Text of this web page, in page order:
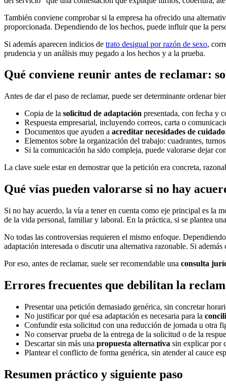
También conviene comprobar si la empresa ha ofrecido una
proporcionada. Dependiendo de los hechos, puede influir que la
Si además aparecen indicios de trato desigual por razón de sexo,
prudencia y un análisis muy pegado a los hechos y a la prueba.
Qué conviene reunir antes de reclamar:
Antes de dar el paso de reclamar, puede ser determinante ordenar
Copia de la solicitud de adaptación presentada, con fecha y
Respuesta empresarial, incluyendo correos, carta o
Documentos que ayuden a acreditar necesidades de cuidado
Elementos sobre la organización del trabajo: cuadrantes,
Si la comunicación ha sido compleja, puede valorarse dejar
La clave suele estar en demostrar que la petición era concreta,
Qué vías pueden valorarse si no hay
Si no hay acuerdo, la vía a tener en cuenta como eje principal es la
de la vida personal, familiar y laboral. En la práctica, si se plantea una
No todas las controversias requieren el mismo enfoque.
adaptación interesada o discutir una alternativa razonable. Si
Por eso, antes de reclamar, suele ser recomendable una consulta
Errores frecuentes que debilitan la
Presentar una petición demasiado genérica, sin concretar
No justificar por qué esa adaptación es necesaria para la
Confundir esta solicitud con una reducción de jornada u otra
No conservar prueba de la entrega de la solicitud o de la
Descartar sin más una propuesta alternativa sin explicar por
Plantear el conflicto de forma genérica, sin atender al cauce
Resumen práctico y siguiente paso